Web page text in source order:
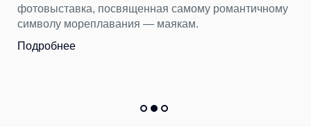
фотовыставка, посвященная самому романтичному
символу мореплавания — маякам.
Подробнее